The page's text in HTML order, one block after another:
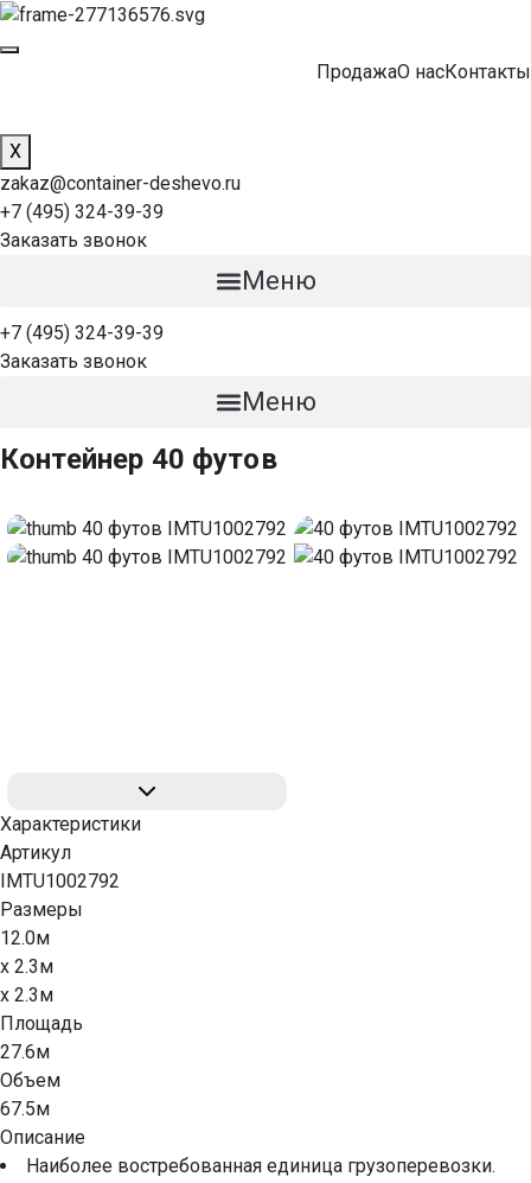
ПродажаО насКонтакты
X
zakaz@container-deshevo.ru
+7 (495) 324-39-39
Заказать звонок
Меню
+7 (495) 324-39-39
Заказать звонок
Меню
Контейнер 40 футов
Характеристики
Артикул
IMTU1002792
Размеры
12.0м
x 2.3м
x 2.3м
Площадь
27.6м
Объем
67.5м
Описание
Наиболее востребованная единица грузоперевозки.